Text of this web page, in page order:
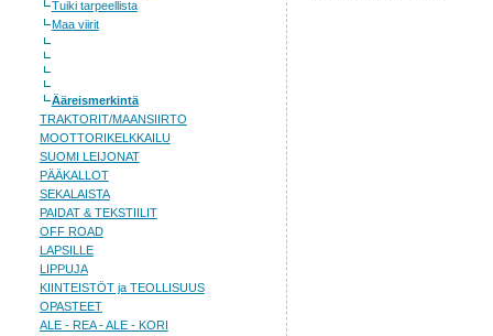
Tuiki tarpeellista
Maa viirit
Ääreismerkintä
TRAKTORIT/MAANSIIRTO
MOOTTORIKELKKAILU
SUOMI LEIJONAT
PÄÄKALLOT
SEKALAISTA
PAIDAT & TEKSTIILIT
OFF ROAD
LAPSILLE
LIPPUJA
KIINTEISTÖT ja TEOLLISUUS
OPASTEET
ALE - REA - ALE - KORI